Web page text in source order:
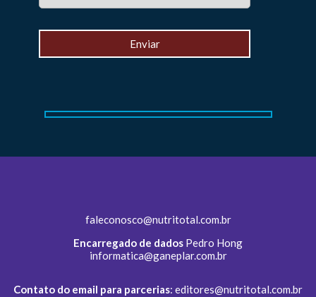
faleconosco@nutritotal.com.br
Encarregado de dados Pedro Hong
informatica@ganeplar.com.br
Contato do email para parcerias: editores@nutritotal.com.br